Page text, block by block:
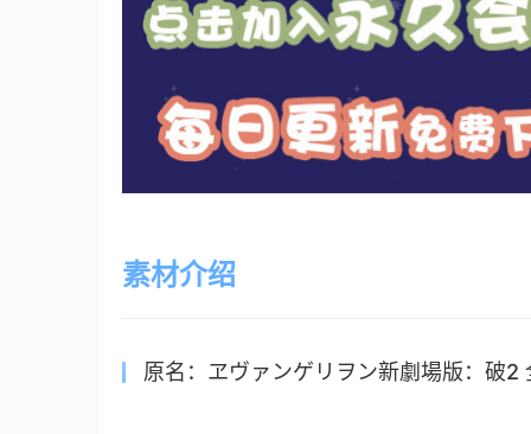
素材介绍
原名：ヱヴァンゲリヲン新劇場版：破